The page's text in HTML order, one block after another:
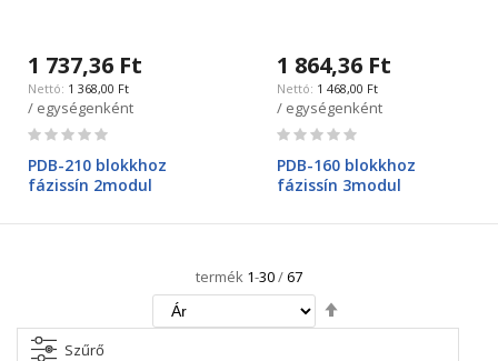
1 737,36 Ft
1 368,00 Ft
/ egységenként
Rating:
PDB-210 blokkhoz
fázissín 2modul
1 864,36 Ft
1 468,00 Ft
/ egységenként
Rating:
PDB-160 blokkhoz
fázissín 3modul
termék 1-30/67
irány
Szűrő